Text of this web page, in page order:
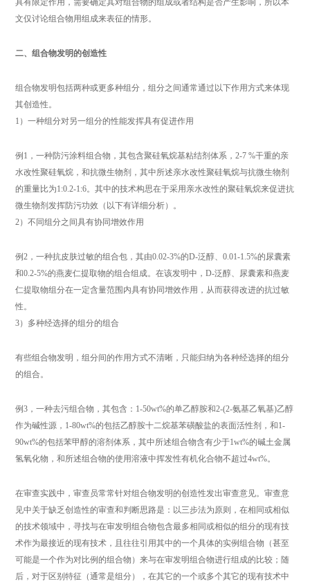
具有限定作用，需要确定其对组合物的组成或者结构是否产生影响，所以本
文仅讨论组合物用组成来表征的情形。
二、组合物发明的创造性
组合物发明包括两种或更多种组分，组分之间通常通过以下作用方式来体现
其创造性。
1）一种组分对另一组分的性能发挥具有促进作用
例1，一种防污涂料组合物，其包含聚硅氧烷基粘结剂体系，2-7 %干重的亲
水改性聚硅氧烷，和抗微生物剂，其中所述亲水改性聚硅氧烷与抗微生物剂
的重量比为1:0.2-1:6。其中的技术构思在于采用亲水改性的聚硅氧烷来促进抗
微生物剂发挥防污功效（以下有详细分析）。
2）不同组分之间具有协同增效作用
例2，一种抗皮肤过敏的组合包，其由0.02-3%的D-泛醇、0.01-1.5%的尿囊素
和0.2-5%的燕麦仁提取物的组合组成。在该发明中，D-泛醇、尿囊素和燕麦
仁提取物组分在一定含量范围内具有协同增效作用，从而获得改进的抗过敏
性。
3）多种经选择的组分的组合
有些组合物发明，组分间的作用方式不清晰，只能归纳为各种经选择的组分
的组合。
例3，一种去污组合物，其包含：1-50wt%的单乙醇胺和2-(2-氨基乙氧基)乙醇
作为碱性源，1-80wt%的包括乙醇胺十二烷基苯磺酸盐的表面活性剂，和1-
90wt%的包括苯甲醇的溶剂体系，其中所述组合物含有少于1wt%的碱土金属
氢氧化物，和所述组合物的使用溶液中挥发性有机化合物不超过4wt%。
在审查实践中，审查员常常针对组合物发明的创造性发出审查意见。审查意
见中关于缺乏创造性的审查和判断思路是：以三步法为原则，在相同或相似
的技术领域中，寻找与在审发明组合物包含最多相同或相似的组分的现有技
术作为最接近的现有技术，且往往引用其中的一个具体的实例组合物（甚至
可能是一个作为对比例的组合物）来与在审发明组合物进行组成的比较；随
后，对于区别特征（通常是组分），在其它的一个或多个其它的现有技术中